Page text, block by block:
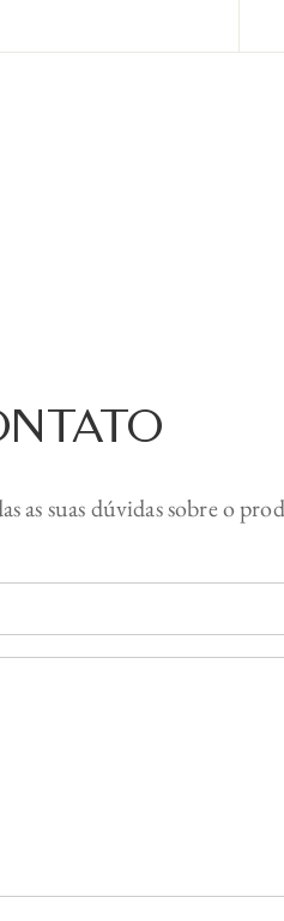
as suas dúvidas sobre o